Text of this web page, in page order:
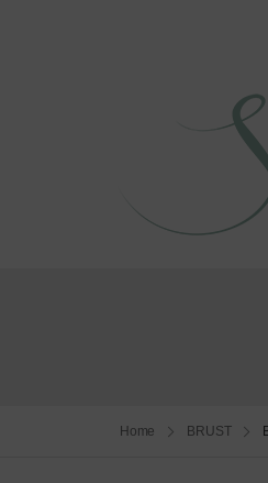
Home BRUST